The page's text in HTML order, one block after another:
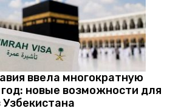
ввела многократную
новые возможности для